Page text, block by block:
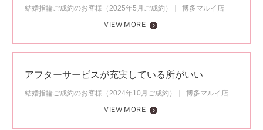
結婚指輪ご成約のお客様（2025年5月ご成約）
博多マルイ店
VIEW MORE
アフターサービスが充実している所がいい
結婚指輪ご成約のお客様（2024年10月ご成約）
博多マルイ店
VIEW MORE